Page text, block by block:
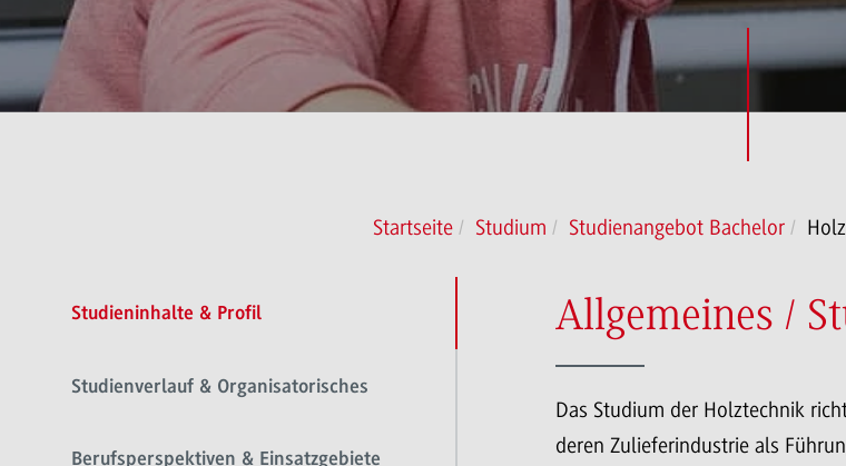
Startseite Studium Studienangebot Bachelor
Studieninhalte & Profil
Studienverlauf & Organisatorisches
Berufsperspektiven & Einsatzgebiete
Allgemeines /
Das Studium der Holztechnik
deren Zulieferindustrie als